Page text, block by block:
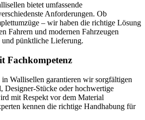
bietet umfassende
Anforderungen. Ob
– wir haben die richtige Lösung
Fahrern und modernen Fahrzeugen
und pünktliche Lieferung.
Fachkompetenz
Wallisellen garantieren wir sorgfältigen
Designer-Stücke oder hochwertige
mit Respekt vor dem Material
kennen die richtige Handhabung für